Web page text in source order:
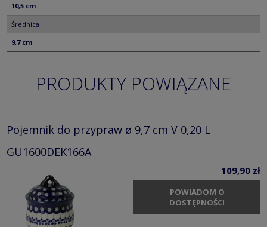
10,5 cm
Średnica
9,7 cm
PRODUKTY POWIĄZANE
Pojemnik do przypraw ø 9,7 cm V 0,20 L
GU1600DEK166A
109,90 zł
POWIADOM O
DOSTĘPNOŚCI